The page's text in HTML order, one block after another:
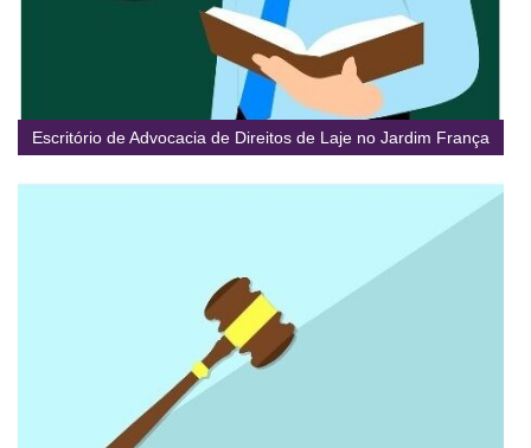
Escritório de Advocacia de Direitos de Laje no Jardim França